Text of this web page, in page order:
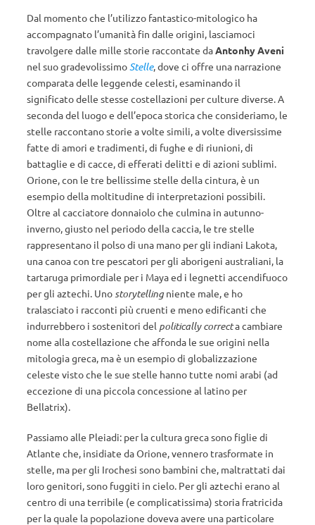
Dal momento che l’utilizzo fantastico-mitologico ha
accompagnato l’umanità fin dalle origini, lasciamoci
travolgere dalle mille storie raccontate daAntonhy Aveni
nel suo gradevolissimoStelle, dove ci offre una narrazione
comparata delle leggende celesti, esaminando il
significato delle stesse costellazioni per culture diverse. A
seconda del luogo e dell’epoca storica che consideriamo, le
stelle raccontano storie a volte simili, a volte diversissime
fatte di amori e tradimenti, di fughe e di riunioni, di
battaglie e di cacce, di efferati delitti e di azioni sublimi.
Orione, con le tre bellissime stelle della cintura, è un
esempio della moltitudine di interpretazioni possibili.
Oltre al cacciatore donnaiolo che culmina in autunno-
inverno, giusto nel periodo della caccia, le tre stelle
rappresentano il polso di una mano per gli indiani Lakota,
una canoa con tre pescatori per gli aborigeni australiani, la
tartaruga primordiale per i Maya ed i legnetti accendifuoco
per gli aztechi. Unostorytellingniente male, e ho
tralasciato i racconti più cruenti e meno edificanti che
indurrebbero i sostenitori del politically correcta cambiare
nome alla costellazione che affonda le sue origini nella
mitologia greca, ma è un esempio di globalizzazione
celeste visto che le sue stelle hanno tutte nomi arabi (ad
eccezione di una piccola concessione al latino per
Bellatrix).
Passiamo alle Pleiadi: per la cultura greca sono figlie di
Atlante che, insidiate da Orione, vennero trasformate in
stelle, ma per gli Irochesi sono bambini che, maltrattati dai
loro genitori, sono fuggiti in cielo. Per gli aztechi erano al
centro di una terribile (e complicatissima) storia fratricida
per la quale la popolazione doveva avere una particolare